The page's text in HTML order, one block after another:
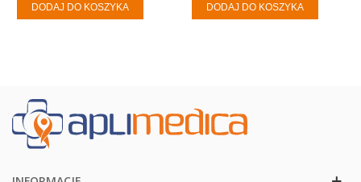
DODAJ DO KOSZYKA DODAJ DO KOSZYKA